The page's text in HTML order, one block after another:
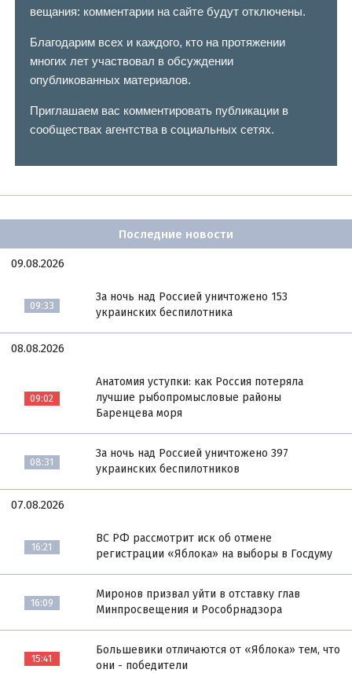
вещания: комментарии на сайте будут отключены.
Благодарим всех и каждого, кто на протяжении
многих лет участвовал в обсуждении
опубликованных материалов.
Приглашаем вас комментировать публикации в
сообществах агентства в социальных сетях.
Последние новости
09.08.2026
09:33
За ночь над Россией уничтожено 153
украинских беспилотника
08.08.2026
09:02
Анатомия уступки: как Россия потеряла
лучшие рыбопромысловые районы
Баренцева моря
08:31
За ночь над Россией уничтожено 397
украинских беспилотников
07.08.2026
16:21
ВС РФ рассмотрит иск об отмене
регистрации «Яблока» на выборы в Госдуму
16:09
Миронов призвал уйти в отставку глав
Минпросвещения и Рособрнадзора
15:41
Большевики отличаются от «Яблока» тем, что
они - победители